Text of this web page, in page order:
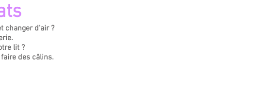
changer d'air ?
lit ?
des câlins.